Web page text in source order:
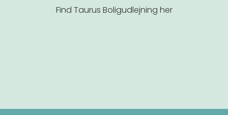
Find Taurus Boligudlejning her